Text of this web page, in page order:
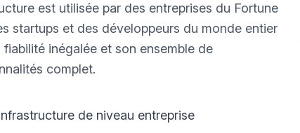
est utilisée par des entreprises du Fortune
startups et des développeurs du monde entier
fiabilité inégalée et son ensemble de
complet.
de niveau entreprise